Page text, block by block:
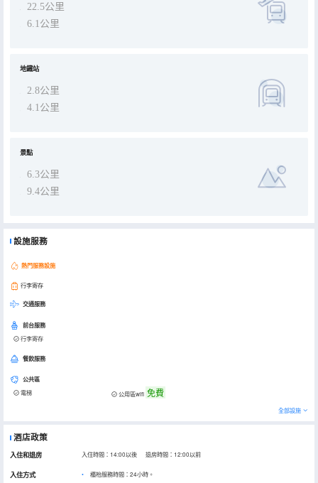
22.5公里
6.1公里
地鐵站
2.8公里
4.1公里
景點
6.3公里
9.4公里
設施服務
熱門服務設施
行李寄存
交通服務
前台服務
行李寄存
餐飲服務
公共區
電梯 公用區wifi 免費
全部設施
酒店政策
入住和退房 入住時間：14:00以後 退房時間：12:00以前
入住方式 櫃枱服務時間：24小時。